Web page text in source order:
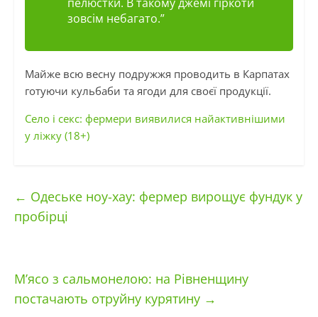
зовсім небагато.”
Майже всю весну подружжя проводить в Карпатах
готуючи кульбаби та ягоди для своєї продукції.
Село і секс: фермери виявилися найактивнішими
у ліжку (18+)
← Одеське ноу-хау: фермер вирощує фундук у
пробірці
М’ясо з сальмонелою: на Рівненщину
постачають отруйну курятину →